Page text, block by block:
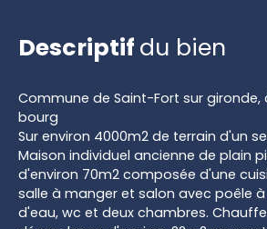
Descriptif du bien
Commune de Saint-Fort sur gironde,
bourg
Sur environ 4000m2 de terrain d'un
Maison individuel ancienne de plain
d'environ 70m2 composée d'une
salle à manger et salon avec poêle à
d'eau, wc et deux chambres.